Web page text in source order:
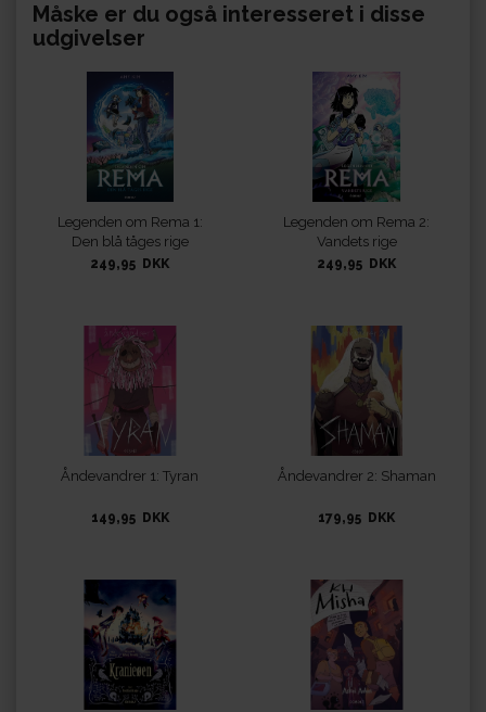
Måske er du også interesseret i disse
udgivelser
Legenden om Rema 1:
Den blå tåges rige
249,95 DKK
Legenden om Rema 2:
Vandets rige
249,95 DKK
Åndevandrer 1: Tyran
149,95 DKK
Åndevandrer 2: Shaman
179,95 DKK